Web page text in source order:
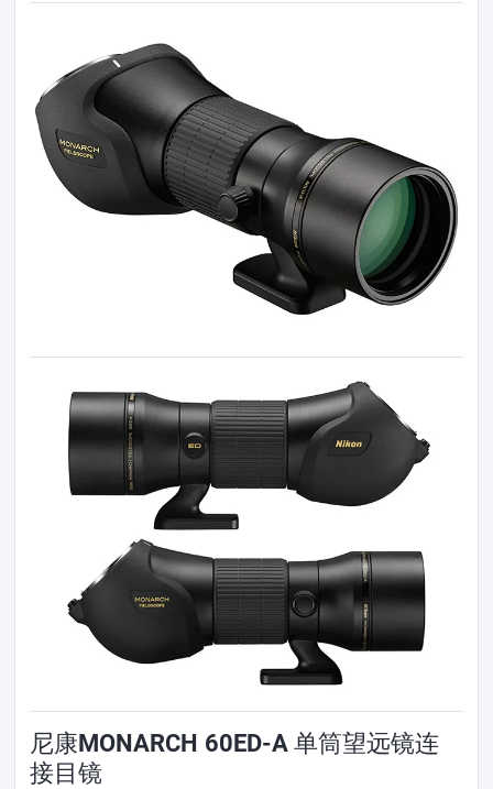
尼康MONARCH 60ED-A 单筒望远镜连
接目镜